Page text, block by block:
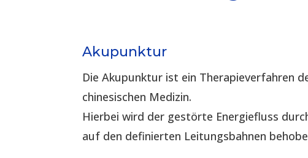
Akupunktur
Die Akupunktur ist ein Therapieverfahren
chinesischen Medizin.
Hierbei wird der gestörte Energiefluss
auf den definierten Leitungsbahnen